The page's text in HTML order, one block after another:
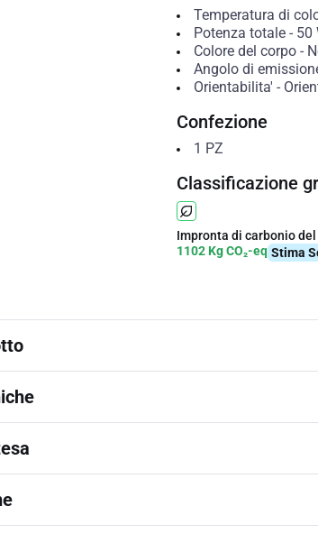
Temperatura di
Potenza totale- 50
Colore del corpo-
Angolo di
Orientabilita' -
Confezione
1 PZ
Classificazione
Impronta di carbonio
1102 Kg CO₂-eq Stima